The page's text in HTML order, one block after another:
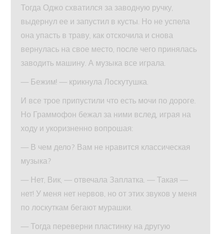
Тогда Оджо схватился за заводную ручку,
выдернул ее и запустил в кусты. Но не успела
она упасть в траву, как отскочила и снова
вернулась на свое место, после чего принялась
заводить машину. А музыка все играла.
— Бежим! — крикнула Лоскутушка.
И все трое припустили что есть мочи по дороге.
Но Граммофон бежал за ними вслед, играя на
ходу и укоризненно вопрошая:
— В чем дело? Вам не нравится классическая
музыка?
— Нет, Вик, — отвечала Заплатка. — Такая —
нет! У меня нет нервов, но от этих звуков у меня
по лоскуткам бегают мурашки.
— Тогда переверни пластинку на другую